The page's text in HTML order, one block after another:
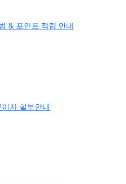
& 포인트 적립 안내
자 할부안내